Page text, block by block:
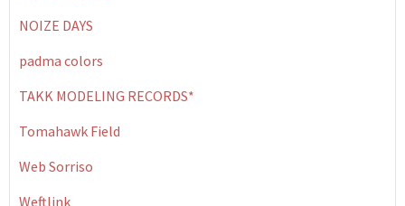
NOIZE DAYS
padma colors
TAKK MODELING RECORDS*
Tomahawk Field
Web Sorriso
Weftlink